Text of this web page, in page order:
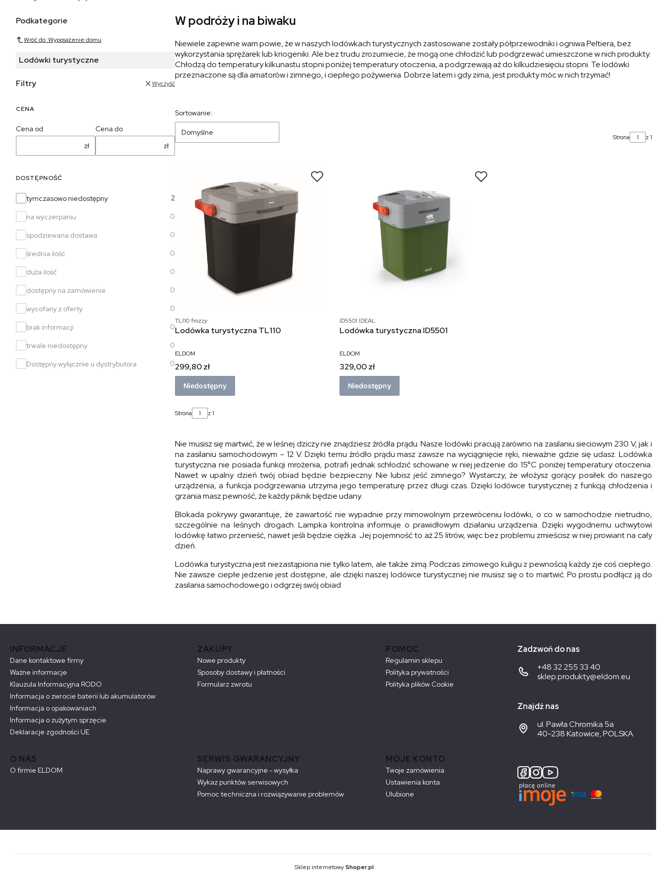
Podkategorie
Wróć do: Wyposażenie domu
Lodówki turystyczne
Filtry Wyczyść
CENA
Cena od
zł
Cena do
zł
DOSTĘPNOŚĆ
Dostępność
tymczasowo niedostępny 2
na wyczerpaniu 0
spodziewana dostawa 0
średnia ilość 0
duża ilość 0
dostępny na zamówienie 0
wycofany z oferty 0
brak informacji 0
trwale niedostępny 0
Dostępny wyłącznie u dystrybutora 0
W podróży i na biwaku
Niewiele zapewne wam powie, że w naszych lodówkach turystycznych zastosowane zostały półprzewodniki i ogniwa Peltiera, bez
wykorzystania sprężarek lub kriogeniki. Ale bez trudu zrozumiecie, że mogą one chłodzić lub podgrzewać umieszczone w nich produkty.
Chłodzą do temperatury kilkunastu stopni poniżej temperatury otoczenia, a podgrzewają aż do kilkudziesięciu stopni. Te lodówki
przeznaczone są dla amatorów i zimnego, i ciepłego pożywienia. Dobrze latem i gdy zima, jest produkty móc w nich trzymać!
Sortowanie:
Domyślne
Strona z 1
TL110 frozzy
Lodówka turystyczna TL110
ELDOM
299,80 zł
Niedostępny
ID5501 IDEAL
Lodówka turystyczna ID5501
ELDOM
329,00 zł
Niedostępny
Strona z 1
Nie musisz się martwić, że w leśnej dziczy nie znajdziesz źródła prądu. Nasze lodówki pracują zarówno na zasilaniu sieciowym 230 V, jak i
na zasilaniu samochodowym – 12 V. Dzięki temu źródło prądu masz zawsze na wyciągnięcie ręki, nieważne gdzie się udasz. Lodówka
turystyczna nie posiada funkcji mrożenia, potrafi jednak schłodzić schowane w niej jedzenie do 15°C poniżej temperatury otoczenia.
Nawet w upalny dzień twój obiad będzie bezpieczny. Nie lubisz jeść zimnego? Wystarczy, że włożysz gorący posiłek do naszego
urządzenia, a funkcja podgrzewania utrzyma jego temperaturę przez długi czas. Dzięki lodówce turystycznej z funkcją chłodzenia i
grzania masz pewność, że każdy piknik będzie udany.
Blokada pokrywy gwarantuje, że zawartość nie wypadnie przy mimowolnym przewróceniu lodówki, o co w samochodzie nietrudno,
szczególnie na leśnych drogach. Lampka kontrolna informuje o prawidłowym działaniu urządzenia. Dzięki wygodnemu uchwytowi
lodówkę łatwo przenieść, nawet jeśli będzie ciężka. Jej pojemność to aż 25 litrów, więc bez problemu zmieścisz w niej prowiant na cały
dzień.
Lodówka turystyczna jest niezastąpiona nie tylko latem, ale także zimą. Podczas zimowego kuligu z pewnością każdy zje coś ciepłego.
Nie zawsze ciepłe jedzenie jest dostępne, ale dzięki naszej lodówce turystycznej nie musisz się o to martwić. Po prostu podłącz ją do
zasilania samochodowego i odgrzej swój obiad
Linki w stopce
INFORMACJE
Dane kontaktowe firmy
Ważne informacje
Klauzula Informacyjna RODO
Informacja o zwrocie baterii lub akumulatorów
Informacja o opakowaniach
Informacja o zużytym sprzęcie
Deklaracje zgodności UE
ZAKUPY
Nowe produkty
Sposoby dostawy i płatności
Formularz zwrotu
POMOC
Regulamin sklepu
Polityka prywatności
Polityka plików Cookie
O NAS
O firmie ELDOM
SERWIS GWARANCYJNY
Naprawy gwarancyjne - wysyłka
Wykaz punktów serwisowych
Pomoc techniczna i rozwiązywanie problemów
MOJE KONTO
Twoje zamówienia
Ustawienia konta
Ulubione
Zadzwoń do nas
+48 32 255 33 40
sklep.produkty@eldom.eu
Znajdź nas
ul. Pawła Chromika 5a
40-238 Katowice, POLSKA
Sklep internetowyShoper.pl